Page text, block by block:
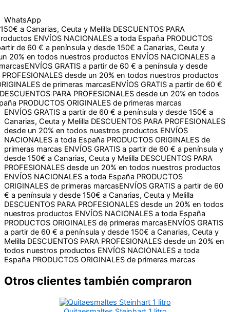
WhatsApp
Canarias, Ceuta y MelillaDESCUENTOS PARA
ENVÍOS NACIONALES a toda EspañaPRODUCTOS
60 € a península y desde 150€ a Canarias, Ceuta y Melilla
nuestros productosENVÍOS NACIONALES a toda España
a partir de 60 € a península y desde 150€ a Canarias,
un 20% en todos nuestros productosENVÍOS NACIONALES a
ENVÍOS GRATIS a partir de 60 € a península y desde 150€ a
desde un 20% en todos nuestros productosENVÍOS
primeras marcas
ENVÍOS GRATIS a partir de 60 € a península y desde 150€ a
Canarias, Ceuta y Melilla DESCUENTOS PARA PROFESIONALES
desde un 20% en todos nuestros productos ENVÍOS
NACIONALES a toda España PRODUCTOS ORIGINALES de
primeras marcas ENVÍOS GRATIS a partir de 60 € a península y
desde 150€ a Canarias, Ceuta y Melilla DESCUENTOS PARA
PROFESIONALES desde un 20% en todos nuestros productos
ENVÍOS NACIONALES a toda España PRODUCTOS
ORIGINALES de primeras marcasENVÍOS GRATIS a partir de 60
€ a península y desde 150€ a Canarias, Ceuta y Melilla
DESCUENTOS PARA PROFESIONALES desde un 20% en todos
nuestros productos ENVÍOS NACIONALES a toda España
PRODUCTOS ORIGINALES de primeras marcasENVÍOS GRATIS
a partir de 60 € a península y desde 150€ a Canarias, Ceuta y
Melilla DESCUENTOS PARA PROFESIONALES desde un 20% en
todos nuestros productos ENVÍOS NACIONALES a toda
España PRODUCTOS ORIGINALES de primeras marcas
Otros clientes también compraron